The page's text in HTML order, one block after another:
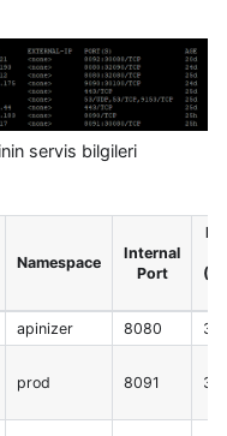
servis bilgileri
Namespace
Internal
Port
apinizer 8080
prod 8091